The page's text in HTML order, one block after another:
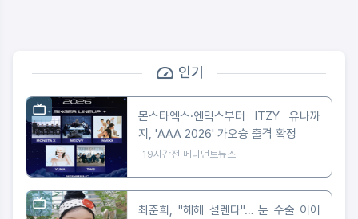
인기
몬스타엑스·엔믹스부터 ITZY 유나까
지, 'AAA 2026' 가오슝 출격 확정
19시간전 메디먼트뉴스
최준희, "헤헤 설렌다"… 눈 수술 이어